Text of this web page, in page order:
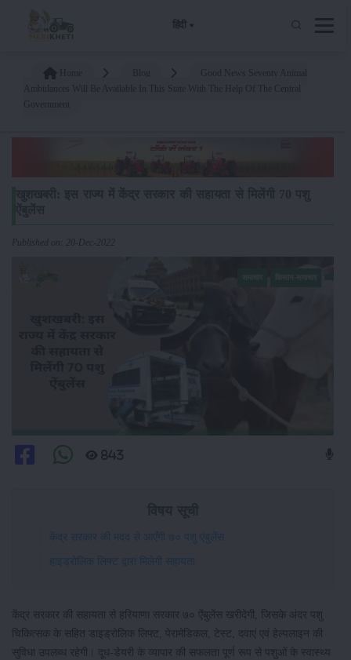
हिंदी
Published on: 20-Dec-2022
843
केंद्र सरकार की मदद से आएँगी ७० पशु एंबुलेंस
हाइड्रोलिक लिफ्ट द्वारा मिलेगी सहायता
केंद्र सरकार की सहायता से हरियाणा सरकार ७० ऐंबुलेंस खरीदेगी, जिसके अंदर पशु
चिकित्सक के सहित डाइड्रोलिक लिफ्ट, पेरामेडिकल, टेस्ट, दवाएं एवं हेल्पलाइन की
सुविधा उपलब्ध रहेगी। दूध-डेयरी के व्यापार की सफलता पूर्ण रूप से पशुओं के स्वास्थ्य